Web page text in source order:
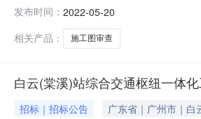
珠江大桥以北，主要功能为小
分两期工程进行勘察、
发布时间： 2022-05-20
相关产品：
施工图审查
白云(棠溪)站综合交通枢纽一体
招标｜招标公告
广东省｜广州市｜白